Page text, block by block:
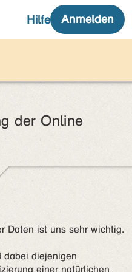
der Online
Daten ist uns sehr wichtig.
dabei diejenigen
einer natürlichen